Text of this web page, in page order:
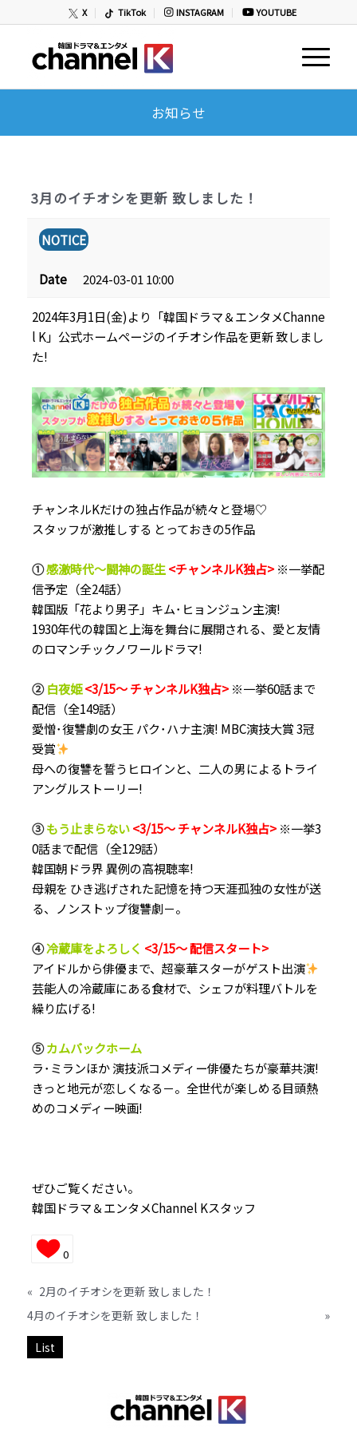
X TikTok INSTAGRAM YOUTUBE
お知らせ
3月のイチオシを更新 致しました！
NOTICE
Date 2024-03-01 10:00
2024年3月1日(金)より「韓国ドラマ＆エンタメChanne
l K」公式ホームページのイチオシ作品を更新 致しまし
た!
チャンネルKだけの独占作品が続々と登場♡
スタッフが激推しする とっておきの5作品
①感激時代～闘神の誕生<チャンネルK独占>※一挙配
信予定（全24話）
韓国版「花より男子」キム･ヒョンジュン主演!
1930年代の韓国と上海を舞台に展開される、愛と友情
のロマンチックノワールドラマ!
②白夜姫<3/15～ チャンネルK独占>※一挙60話まで
配信（全149話）
愛憎･復讐劇の女王 パク･ハナ主演! MBC演技大賞 3冠
受賞
母への復讐を誓うヒロインと、二人の男によるトライ
アングルストーリー!
③もう止まらない<3/15～ チャンネルK独占>※一挙3
0話まで配信（全129話）
韓国朝ドラ界 異例の高視聴率!
母親を ひき逃げされた記憶を持つ天涯孤独の女性が送
る、ノンストップ復讐劇－。
④冷蔵庫をよろしく <3/15～ 配信スタート>
アイドルから俳優まで、超豪華スターがゲスト出演
芸能人の冷蔵庫にある食材で、シェフが料理バトルを
繰り広げる!
⑤カムバックホーム
ラ･ミランほか 演技派コメディー俳優たちが豪華共演!
きっと地元が恋しくなる－。全世代が楽しめる目頭熱
めのコメディー映画!
ぜひご覧ください。
韓国ドラマ＆エンタメChannel Kスタッフ
0
« 2月のイチオシを更新 致しました！
4月のイチオシを更新 致しました！
»
List